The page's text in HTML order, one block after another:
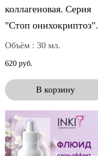
коллагеновая. Серия
"Стоп онихокриптоз".
Объём : 30 мл.
620 руб.
В корзину